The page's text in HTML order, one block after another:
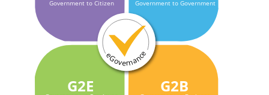
Government to Citizen Government to Government
G2B
G2E
e
G
o
ve
rna
n
c
e